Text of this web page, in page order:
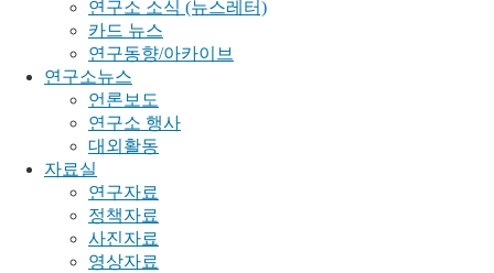
연구소 소식 (뉴스레터)
카드 뉴스
연구동향/아카이브
연구소뉴스
언론보도
연구소 행사
대외활동
자료실
연구자료
정책자료
사진자료
영상자료